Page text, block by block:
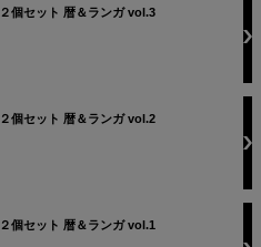
個セット 暦＆ランガ vol.3
個セット 暦＆ランガ vol.2
個セット 暦＆ランガ vol.1